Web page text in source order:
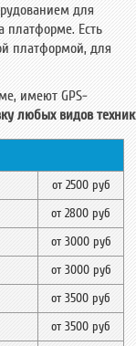
для
платформе. Есть
платформой, для
имеют GPS-
любых видов
от 2500 руб
от 2800 руб
от 3000 руб
от 3000 руб
от 3500 руб
от 3500 руб